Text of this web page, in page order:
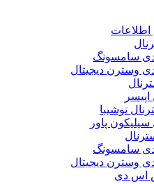
اطلاعات
سامسونگ
وسترن دیجیتال
توشیبا
سیلیکون پاور
سامسونگ
وسترن دیجیتال
اس دی